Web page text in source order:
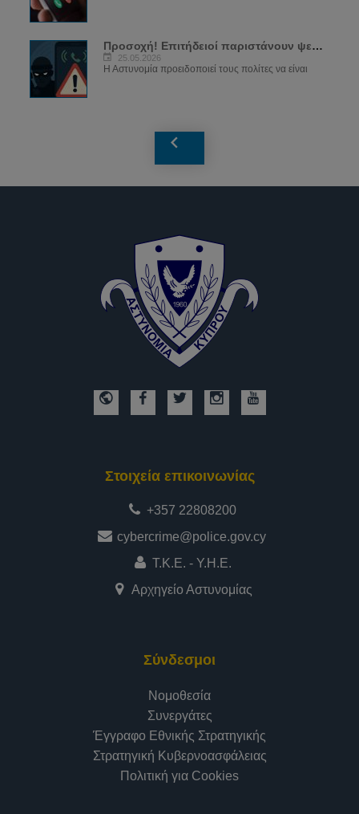
Προσοχή! Επιτήδειοί παριστάνουν ψευδώς...
25.05.2026
Η Αστυνομία προειδοποιεί τους πολίτες να είναι
Στοιχεία επικοινωνίας
+357 22808200
cybercrime@police.gov.cy
Τ.Κ.Ε. - Υ.Η.Ε.
Αρχηγείο Αστυνομίας
Σύνδεσμοι
Νομοθεσία
Συνεργάτες
Έγγραφο Εθνικής Στρατηγικής
Στρατηγική Κυβερνοασφάλειας
Πολιτική για Cookies